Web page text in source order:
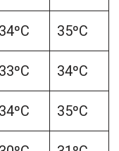
34ºC 35ºC
33ºC 34ºC
34ºC 35ºC